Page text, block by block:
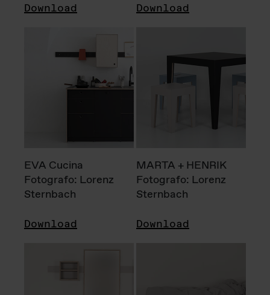
Download Download
EVA Cucina
Fotografo: Lorenz
Sternbach
Download
MARTA + HENRIK
Fotografo: Lorenz
Sternbach
Download